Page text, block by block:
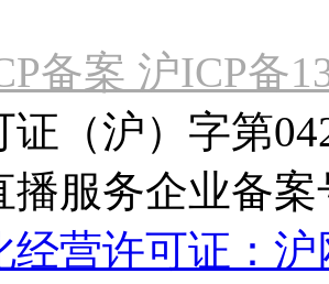
备案 沪ICP备
证（沪）字第
播服务企业备案
经营许可证：